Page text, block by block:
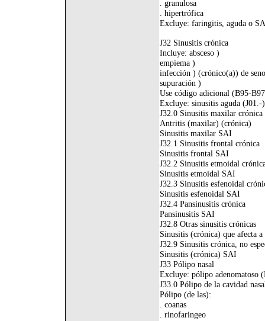
. granulosa
. hipertrófica
Excluye: faringitis, aguda o
J32 Sinusitis crónica
Incluye: absceso )
empiema )
infección ) (crónico(a)) de
supuración )
Use código adicional (B95-
Excluye: sinusitis aguda (J01.-)
J32.0 Sinusitis maxilar crónica
Antritis (maxilar) (crónica)
Sinusitis maxilar SAI
J32.1 Sinusitis frontal crónica
Sinusitis frontal SAI
J32.2 Sinusitis etmoidal
Sinusitis etmoidal SAI
J32.3 Sinusitis esfenoidal
Sinusitis esfenoidal SAI
J32.4 Pansinusitis crónica
Pansinusitis SAI
J32.8 Otras sinusitis crónicas
Sinusitis (crónica) que afecta
J32.9 Sinusitis crónica, no
Sinusitis (crónica) SAI
J33 Pólipo nasal
Excluye: pólipo adenomatoso
J33.0 Pólipo de la cavidad
Pólipo (de las):
. coanas
. rinofaringeo